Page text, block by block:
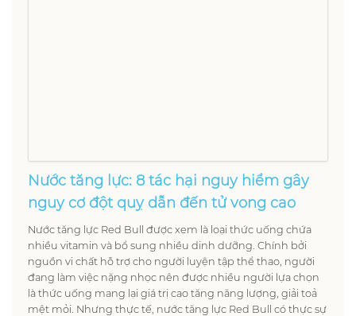
Nước tăng lực: 8 tác hại nguy hiểm gây
nguy cơ đột quỵ dẫn đến tử vong cao
Nước tăng lực Red Bull được xem là loại thức uống chứa
nhiều vitamin và bổ sung nhiều dinh dưỡng. Chính bởi
nguồn vi chất hỗ trợ cho người luyện tập thể thao, người
đang làm việc nặng nhọc nên được nhiều người lựa chọn
là thức uống mang lại giá trị cao tăng năng lượng, giải toả
mệt mỏi. Nhưng thực tế, nước tăng lực Red Bull có thực sự